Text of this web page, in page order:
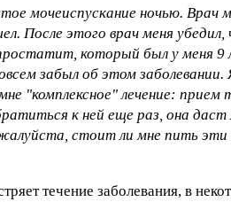
мочеиспускание ночью. Врач
После этого врач меня
который был у меня 9
забыл об этом
"комплексное" лечение:
к ней еще раз, она даст
стоит ли мне пить
течение заболевания, в